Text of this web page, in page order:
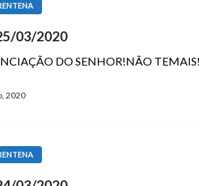
03/2020
DO SENHOR!NÃO
2020